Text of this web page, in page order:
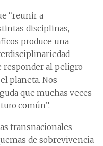
“reunir a
disciplinas,
produce una
responder al peligro
planeta. Nos
que muchas veces
común”.
transnacionales
de sobrevivencia